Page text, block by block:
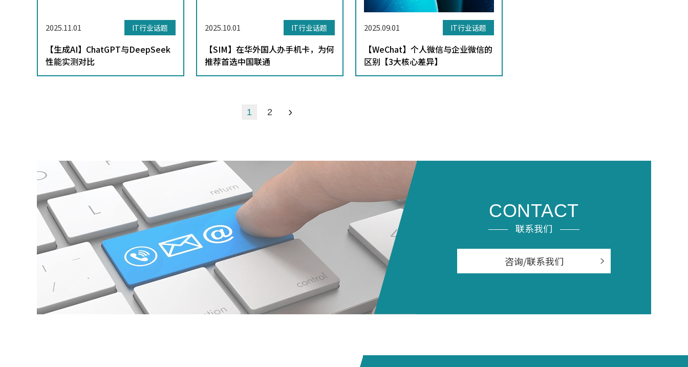
2025.11.01 IT行业话题
【生成AI】ChatGPT与DeepSeek
性能实测对比
2025.10.01 IT行业话题
【SIM】在华外国人办手机卡，为何
推荐首选中国联通
2025.09.01 IT行业话题
【WeChat】个人微信与企业微信的
区别【3大核心差异】
1 2 ›
CONTACT
联系我们
咨询/联系我们